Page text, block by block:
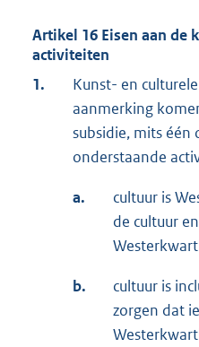
Artikel 16 Eisen aan de
activiteiten
1.
Kunst- en
aanmerking
subsidie, mits één
onderstaande
a.
cultuur is
de cultuur
b.
cultuur is
zorgen dat